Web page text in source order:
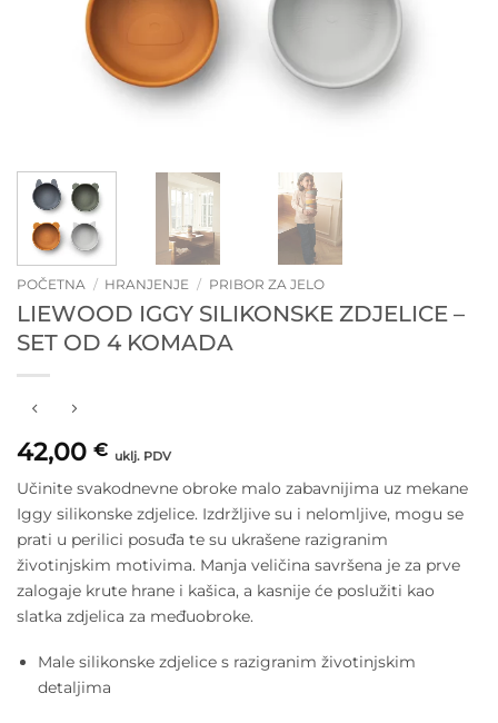
POČETNA / HRANJENJE / PRIBOR ZA JELO
LIEWOOD IGGY SILIKONSKE ZDJELICE –
SET OD 4 KOMADA
42,00 € uklj. PDV
Učinite svakodnevne obroke malo zabavnijima uz mekane
Iggy silikonske zdjelice. Izdržljive su i nelomljive, mogu se
prati u perilici posuđa te su ukrašene razigranim
životinjskim motivima. Manja veličina savršena je za prve
zalogaje krute hrane i kašica, a kasnije će poslužiti kao
slatka zdjelica za međuobroke.
Male silikonske zdjelice s razigranim životinjskim
detaljima